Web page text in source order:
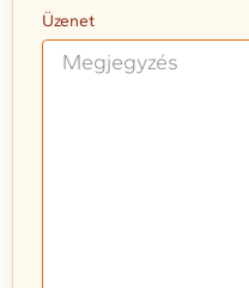
Üzenet